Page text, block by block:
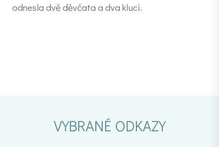
odnesla dvě děvčata a dva kluci.
VYBRANÉ ODKAZY